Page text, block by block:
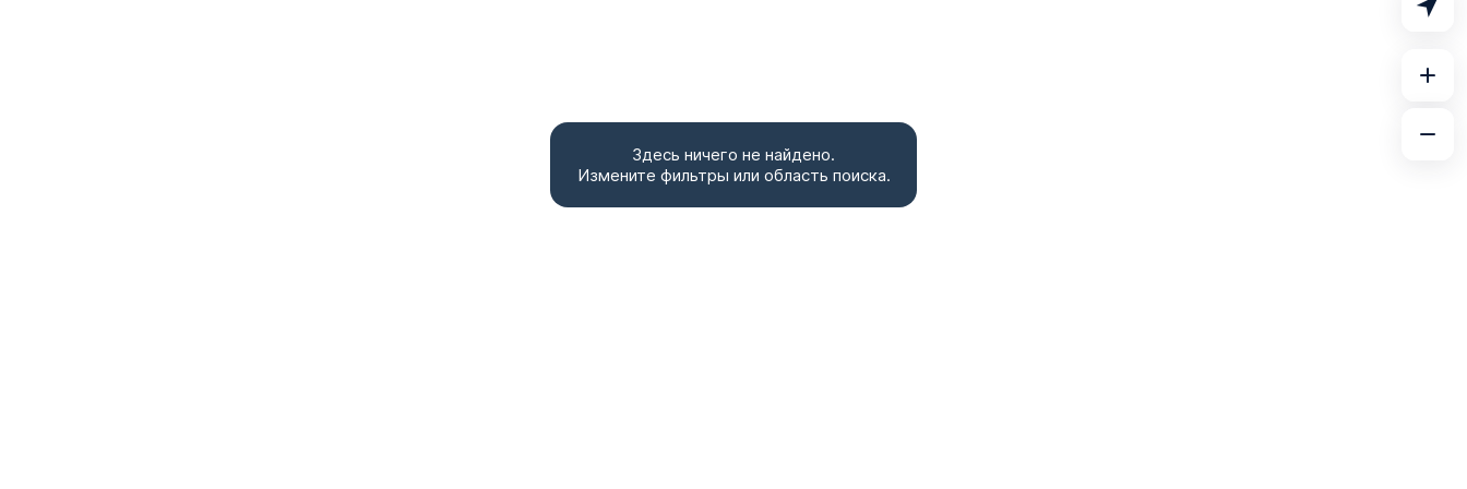
Здесь ничего не найдено.
Измените фильтры или область поиска.